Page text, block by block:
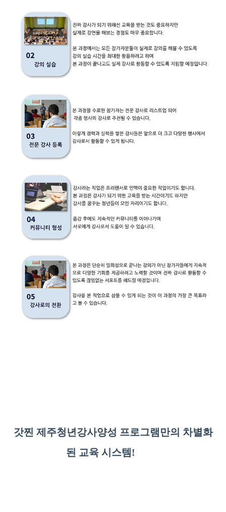
갓찐 제주청년강사양성 프로그램만의 차별화
된 교육 시스템!